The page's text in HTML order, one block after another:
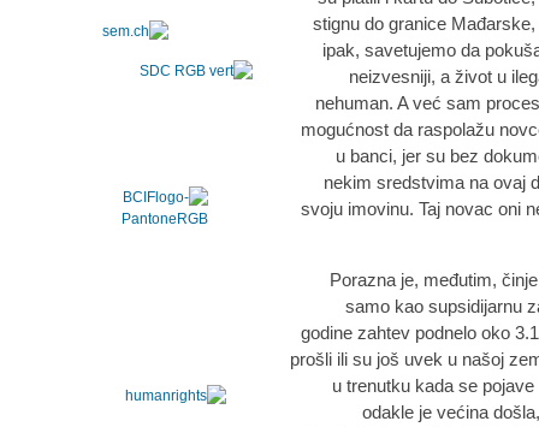
stignu do granice
ipak, savetujemo da
neizvesniji, a život u
nehuman. A već sam
mogućnost da raspolažu
u banci, jer su bez
nekim sredstvima na ovaj
svoju imovinu. Taj novac oni
Porazna je, međutim,
samo kao supsidijarnu
godine zahtev podnelo oko
prošli ili su još uvek u našoj
u trenutku kada se
odakle je većina